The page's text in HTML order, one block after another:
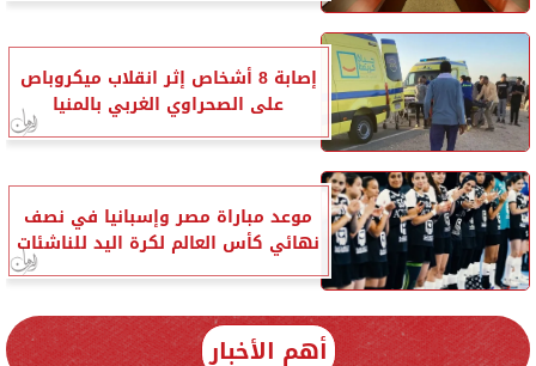
إصابة 8 أشخاص إثر انقلاب ميكروباص
على الصحراوي الغربي بالمنيا
موعد مباراة مصر وإسبانيا في نصف
نهائي كأس العالم لكرة اليد للناشئات
أهم الأخبار